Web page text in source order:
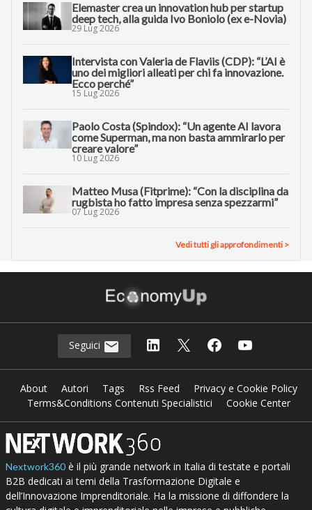
Elemaster crea un innovation hub per startup
deep tech, alla guida Ivo Boniolo (ex e-Novia)
29 Lug 2026
Intervista con Valeria de Flaviis (CDP): “L’AI è
uno dei migliori alleati per chi fa innovazione.
Ecco perché”
15 Lug 2026
Paolo Costa (Spindox): “Un agente AI lavora
come Superman, ma non basta ammirarlo per
creare valore”
10 Lug 2026
Matteo Musa (Fitprime): “Con la disciplina da
rugbista ho fatto impresa senza spezzarmi”
07 Lug 2026
Vedi tutti gli approfondimenti >
Seguici
About Autori Tags Rss Feed
Privacy e Cookie Policy
Terms&Conditions Contenuti Specialistici
Cookie Center
Nextwork360è il più grande network in Italia di testate e portali
B2B dedicati ai temi della Trasformazione Digitale e
dell’Innovazione Imprenditoriale. Ha la missione di diffondere la